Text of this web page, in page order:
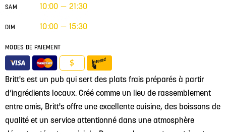
Britt's est un pub qui sert des plats frais préparés à partir
d’ingrédients locaux. Créé comme un lieu de rassemblement
entre amis, Britt's offre une excellente cuisine, des boissons de
qualité et un service attentionné dans une atmosphère
SAM 10:00 — 21:30
DIM 10:00 — 15:30
MODES DE PAIEMENT
$